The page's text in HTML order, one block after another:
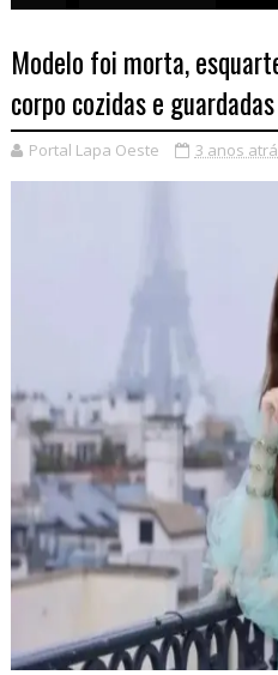
Modelo foi morta,
corpo cozidas e
Portal Lapa Oeste 3 anos